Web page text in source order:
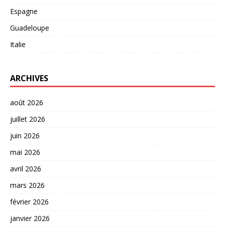
Espagne
Guadeloupe
Italie
ARCHIVES
août 2026
juillet 2026
juin 2026
mai 2026
avril 2026
mars 2026
février 2026
janvier 2026